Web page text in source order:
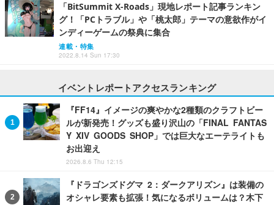
「BitSummit X-Roads」現地レポート記事ランキン
グ！「PCトラブル」や「桃太郎」テーマの意欲作がイ
ンディーゲームの祭典に集合
連載・特集
2022.8.14 Sun 17:30
イベントレポートアクセスランキング
『FF14』イメージの爽やかな2種類のクラフトビー
ルが新発売！グッズも盛り沢山の「FINAL FANTAS
Y XIV GOODS SHOP」では巨大なエーテライトも
お出迎え
2026.8.6 Thu 12:15
『ドラゴンズドグマ 2：ダークアリズン』は装備の
オシャレ要素も拡張！気になるボリュームは？木下